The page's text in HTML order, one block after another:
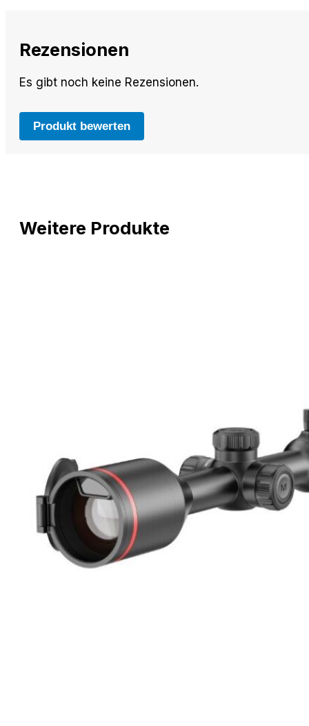
Rezensionen
Es gibt noch keine Rezensionen.
Produkt bewerten
Weitere Produkte